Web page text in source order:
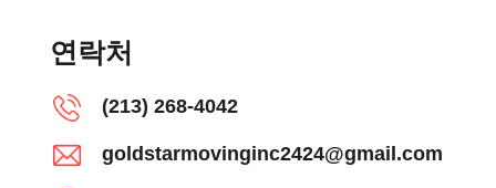
연락처
(213) 268-4042
goldstarmovinginc2424@gmail.com